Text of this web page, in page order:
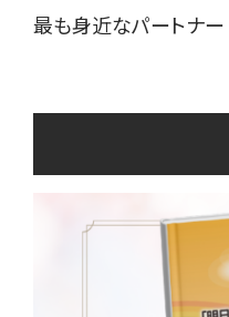
最も身近なパートナー